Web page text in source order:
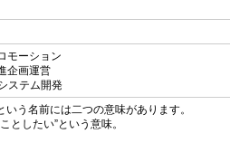
モーション
企画運営
ステム開発
いう名前には二つの意味があります。
としたい”という意味。